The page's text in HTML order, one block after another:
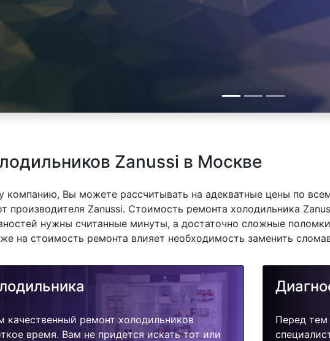
Zanussi в Москве
компанию, Вы можете рассчитывать на адекватные цены по
производителя Zanussi. Стоимость ремонта холодильника
нужны считанные минуты, а достаточно сложные
на стоимость ремонта влияет необходимость заменить
ремонт холодильников
время. Вам не придется искать тот или
Перед тем